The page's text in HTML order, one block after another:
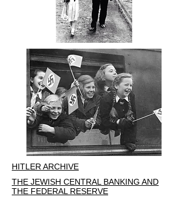
HITLER ARCHIVE
THE JEWISH CENTRAL BANKING AND
THE FEDERAL RESERVE